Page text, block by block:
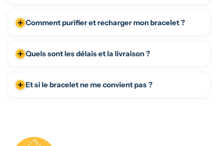
Comment purifier et recharger mon bracelet ?
Quels sont les délais et la livraison ?
Et si le bracelet ne me convient pas ?